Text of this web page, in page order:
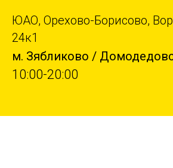
ЮАО, Орехово-Борисово,
24к1
м. Зябликово /
10:00-20:00